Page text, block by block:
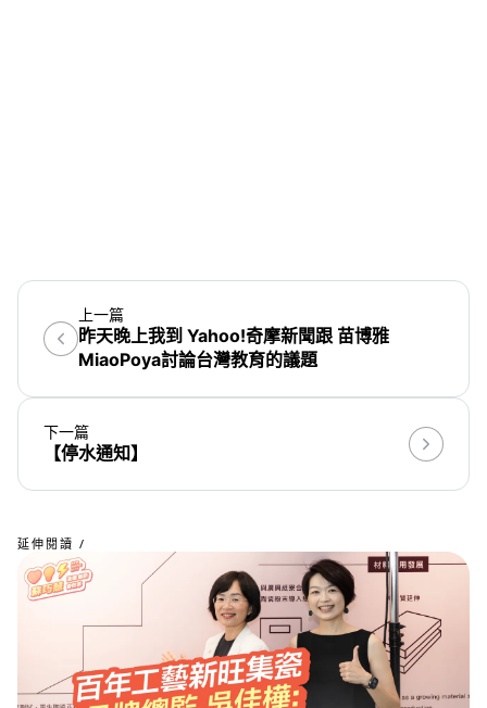
上一篇
昨天晚上我到 Yahoo!奇摩新聞跟 苗博雅
MiaoPoya討論台灣教育的議題
下一篇
【停水通知】
延伸閱讀 /